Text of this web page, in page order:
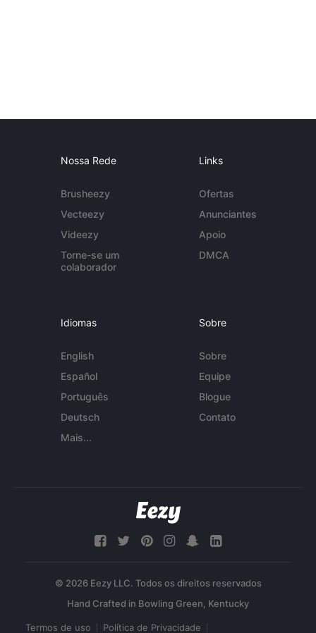
Nossa Rede
Brusheezy
Vecteezy
Videezy
Torne-se um
colaborador
Links
Ofertas
Anunciantes
Apoio
DMCA
Idiomas
English
Español
Português
Deutsch
Mais...
Sobre
Sobre
Equipe
Blogue
Contato
© 2026 Eezy LLC. Todos os direitos reservados
Termos de uso Política de Privacidade